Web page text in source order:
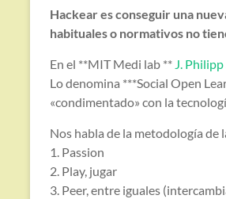
Hackear es conseguir una
habituales o normativos no
En el **MIT Medi lab ** J.
Lo denomina ***Social Open
«condimentado» con la
Nos habla de la metodología de
1. Passion
2. Play, jugar
3. Peer, entre iguales